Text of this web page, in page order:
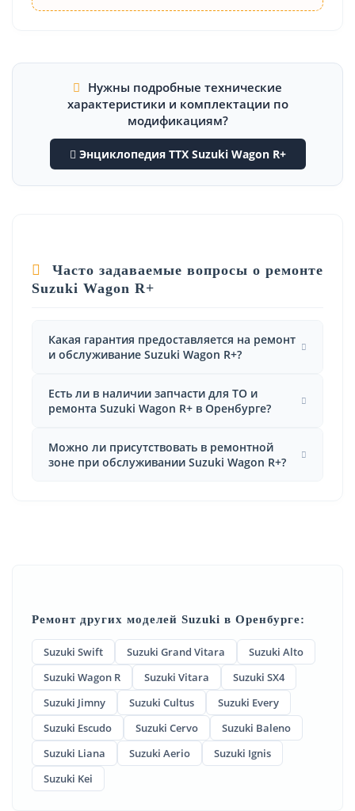
Нужны подробные технические
характеристики и комплектации по
модификациям?
Энциклопедия ТТХ Suzuki Wagon R+
Часто задаваемые вопросы о ремонте
Suzuki Wagon R+
Какая гарантия предоставляется на ремонт
и обслуживание Suzuki Wagon R+?
Есть ли в наличии запчасти для ТО и
ремонта Suzuki Wagon R+ в Оренбурге?
Можно ли присутствовать в ремонтной
зоне при обслуживании Suzuki Wagon R+?
Ремонт других моделей Suzuki в Оренбурге:
Suzuki Swift Suzuki Grand Vitara
Suzuki Alto
Suzuki Wagon R
Suzuki Vitara
Suzuki SX4
Suzuki Jimny
Suzuki Cultus
Suzuki Every
Suzuki Escudo
Suzuki Cervo
Suzuki Baleno
Suzuki Liana
Suzuki Aerio
Suzuki Ignis
Suzuki Kei